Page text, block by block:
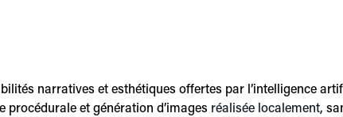
narratives et esthétiques offertes par l’intelligence
et génération d’images réalisée localement,